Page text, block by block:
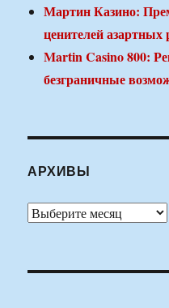
Мартин Казино:
ценителей азартных
Martin Casino 800:
безграничные
АРХИВЫ
Архивы